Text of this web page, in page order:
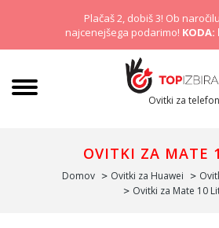
Plačaš 2, dobiš 3! Ob
najcenejšega podarimo!
Ovitki za
OVITKI ZA MATE
Domov Ovitki za Huawei
Ovitki za Mate 10